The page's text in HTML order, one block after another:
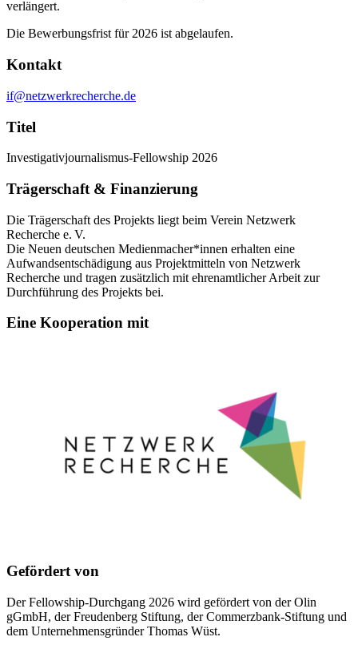
verlängert.
Die Bewerbungsfrist für 2026 ist abgelaufen.
Kontakt
if@netzwerkrecherche.de
Titel
Investigativjournalismus-Fellowship 2026
Trägerschaft & Finanzierung
Die Trägerschaft des Projekts liegt beim Verein Netzwerk
Recherche e. V.
Die Neuen deutschen Medienmacher*innen erhalten eine
Aufwandsentschädigung aus Projektmitteln von Netzwerk
Recherche und tragen zusätzlich mit ehrenamtlicher Arbeit zur
Durchführung des Projekts bei.
Eine Kooperation mit
Gefördert von
Der Fellowship-Durchgang 2026 wird gefördert von der Olin
gGmbH, der Freudenberg Stiftung, der Commerzbank-Stiftung und
dem Unternehmensgründer Thomas Wüst.